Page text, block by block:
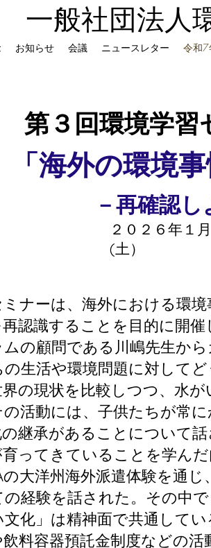
お知らせ 会議 ニュースレター 令和7
一般社団法人
第３回環境学習
「海外の環境
－再確認
２０２６年１
(土）
ナーは、海外における環
認識することを目的に開催
ムの顧問である川嶋先生か
の生活や環境問題に対して
の現状を比較しつつ、水
の活動には、子供たちが常
継承があることについて
ってきていることを学んだ
の大洋州海外派遣体験を通
の経験を話された。その中
化」は精神面で共通して
飲料容器預託金制度などの